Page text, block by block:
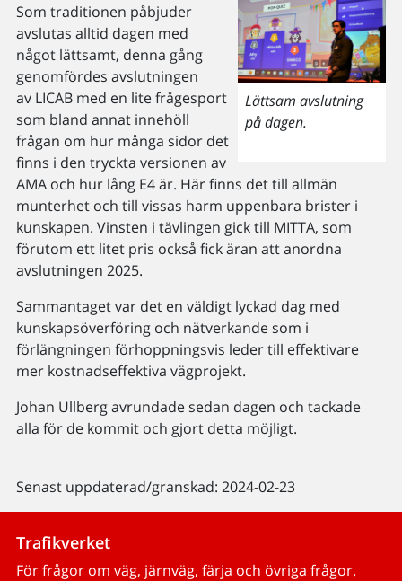
Lättsam avslutning
på dagen.
Som traditionen påbjuder
avslutas alltid dagen med
något lättsamt, denna gång
genomfördes avslutningen
av LICAB med en lite frågesport
som bland annat innehöll
frågan om hur många sidor det
finns i den tryckta versionen av
AMA och hur lång E4 är. Här finns det till allmän
munterhet och till vissas harm uppenbara brister i
kunskapen. Vinsten i tävlingen gick till MITTA, som
förutom ett litet pris också fick äran att anordna
avslutningen 2025.
Sammantaget var det en väldigt lyckad dag med
kunskapsöverföring och nätverkande som i
förlängningen förhoppningsvis leder till effektivare
mer kostnadseffektiva vägprojekt.
Johan Ullberg avrundade sedan dagen och tackade
alla för de kommit och gjort detta möjligt.
Senast uppdaterad/granskad: 2024-02-23
Trafikverket
För frågor om väg, järnväg, färja och övriga frågor.